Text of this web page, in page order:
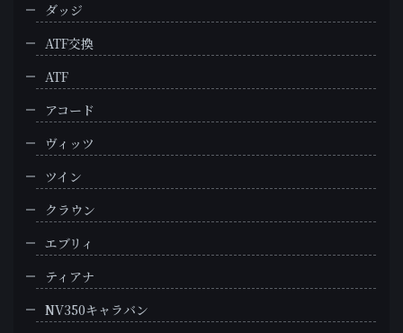
ダッジ
ATF交換
ATF
アコード
ヴィッツ
ツイン
クラウン
エブリィ
ティアナ
NV350キャラバン